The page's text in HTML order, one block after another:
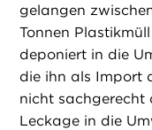
gelangen
Tonnen
deponiert in die
die ihn als Import
nicht sachgerecht
Leckage in die